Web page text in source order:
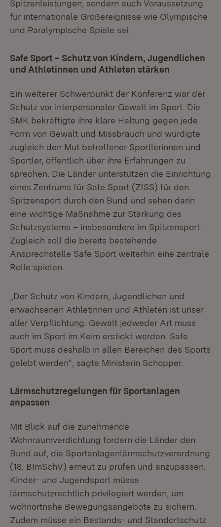
Spitzenleistungen, sondern auch Voraussetzung
für internationale Großereignisse wie Olympische
und Paralympische Spiele sei.
Safe Sport – Schutz von Kindern, Jugendlichen
und Athletinnen und Athleten stärken
Ein weiterer Schwerpunkt der Konferenz war der
Schutz vor interpersonaler Gewalt im Sport. Die
SMK bekräftigte ihre klare Haltung gegen jede
Form von Gewalt und Missbrauch und würdigte
zugleich den Mut betroffener Sportlerinnen und
Sportler, öffentlich über ihre Erfahrungen zu
sprechen. Die Länder unterstützen die Einrichtung
eines Zentrums für Safe Sport (ZfSS) für den
Spitzensport durch den Bund und sehen darin
eine wichtige Maßnahme zur Stärkung des
Schutzsystems – insbesondere im Spitzensport.
Zugleich soll die bereits bestehende
Ansprechstelle Safe Sport weiterhin eine zentrale
Rolle spielen.
„Der Schutz von Kindern, Jugendlichen und
erwachsenen Athletinnen und Athleten ist unser
aller Verpflichtung. Gewalt jedweder Art muss
auch im Sport im Keim erstickt werden. Safe
Sport muss deshalb in allen Bereichen des Sports
gelebt werden“, sagte Ministerin Schopper.
Lärmschutzregelungen für Sportanlagen
anpassen
Mit Blick auf die zunehmende
Wohnraumverdichtung fordern die Länder den
Bund auf, die Sportanlagenlärmschutzverordnung
(18. BImSchV) erneut zu prüfen und anzupassen.
Kinder- und Jugendsport müsse
lärmschutzrechtlich privilegiert werden, um
wohnortnahe Bewegungsangebote zu sichern.
Zudem müsse ein Bestands- und Standortschutz